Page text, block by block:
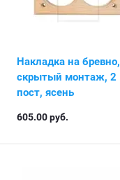
Накладка на бревно,
скрытый монтаж, 2
пост, ясень
605.00руб.